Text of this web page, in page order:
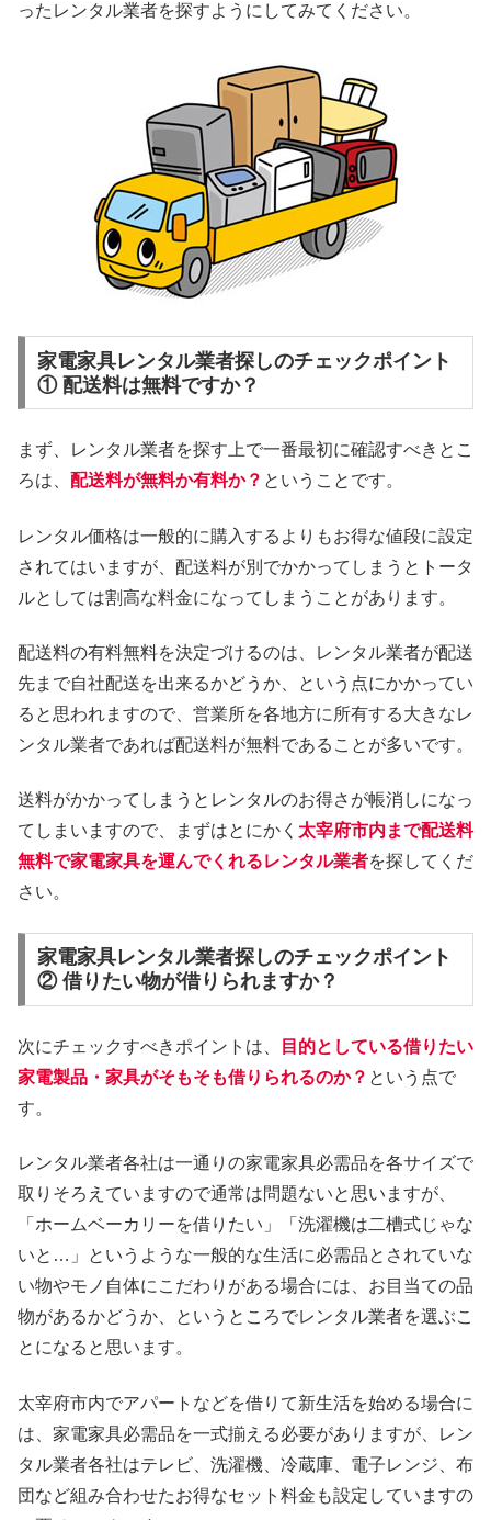
ったレンタル業者を探すようにしてみてください。
家電家具レンタル業者探しのチェックポイント
① 配送料は無料ですか？
まず、レンタル業者を探す上で一番最初に確認すべきとこ
ろは、 配送料が無料か有料か？ ということです。
レンタル価格は一般的に購入するよりもお得な値段に設定
されてはいますが、配送料が別でかかってしまうとトータ
ルとしては割高な料金になってしまうことがあります。
配送料の有料無料を決定づけるのは、レンタル業者が配送
先まで自社配送を出来るかどうか、という点にかかってい
ると思われますので、営業所を各地方に所有する大きなレ
ンタル業者であれば配送料が無料であることが多いです。
送料がかかってしまうとレンタルのお得さが帳消しになっ
てしまいますので、まずはとにかく 太宰府市内まで配送料
無料で家電家具を運んでくれるレンタル業者を探してくだ
さい。
家電家具レンタル業者探しのチェックポイント
② 借りたい物が借りられますか？
次にチェックすべきポイントは、
目的としている借りたい
家電製品・家具がそもそも借りられるのか？ という点で
す。
レンタル業者各社は一通りの家電家具必需品を各サイズで
取りそろえていますので通常は問題ないと思いますが、
「ホームベーカリーを借りたい」「洗濯機は二槽式じゃな
いと…」というような一般的な生活に必需品とされていな
い物やモノ自体にこだわりがある場合には、お目当ての品
物があるかどうか、というところでレンタル業者を選ぶこ
とになると思います。
太宰府市内でアパートなどを借りて新生活を始める場合に
は、家電家具必需品を一式揃える必要がありますが、レン
タル業者各社はテレビ、洗濯機、冷蔵庫、電子レンジ、布
団など組み合わせたお得なセット料金も設定していますの